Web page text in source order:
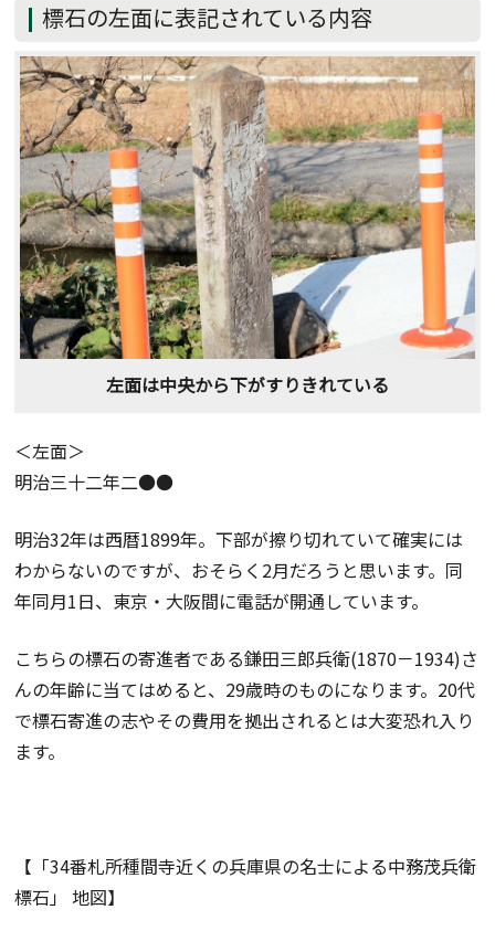
標石の左面に表記されている内容
左面は中央から下がすりきれている
＜左面＞
明治三十二年二●●
明治32年は西暦1899年。下部が擦り切れていて確実には
わからないのですが、おそらく2月だろうと思います。同
年同月1日、東京・大阪間に電話が開通しています。
こちらの標石の寄進者である鎌田三郎兵衛(1870－1934)さ
んの年齢に当てはめると、29歳時のものになります。20代
で標石寄進の志やその費用を拠出されるとは大変恐れ入り
ます。
【「34番札所種間寺近くの兵庫県の名士による中務茂兵衛
標石」 地図】